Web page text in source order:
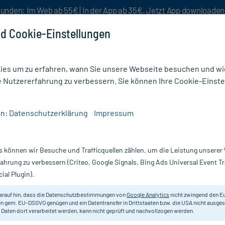
Im Web ab 55€ | In der App ab 35€. Jetzt App downloaden
der Marke
bietet eine große Auswahl an
Wohltuend für empfindliche, sehr trockene oder zu
des präbiotischen Hafers. In unserer Online Apotheke finden
, dasAveeno Skin Relief Körperöl-Sprayoder auch dasAveeno
Cookie-Einstellungen
um zu erfahren, wann Sie unsere Webseite besuchen und
Nutzererfahrung zu verbessern. Sie können Ihre Cookie-
Datenschutzerklärung Impressum
können wir Besuche und Trafficquellen zählen, um die Leistung unserer
zu verbessern (Criteo, Google Signals, Bing Ads Universal Event
Plugin).
hin, dass die Datenschutzbestimmungen vonGoogle Analytics nicht zwingend den
gem. EU-DSGVO genügen und ein Datentransfer in Drittstaaten bzw. die USA nicht
Daten dort verarbeitet werden, kann nicht geprüft und nachvollzogen werden.